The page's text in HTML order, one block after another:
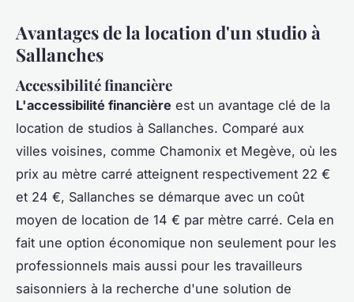
Avantages de la location d'un studio à
Sallanches
Accessibilité financière
L'accessibilité financière est un avantage clé de la
location de studios à Sallanches. Comparé aux
villes voisines, comme Chamonix et Megève, où les
prix au mètre carré atteignent respectivement 22 €
et 24 €, Sallanches se démarque avec un coût
moyen de location de 14 € par mètre carré. Cela en
fait une option économique non seulement pour les
professionnels mais aussi pour les travailleurs
saisonniers à la recherche d'une solution de